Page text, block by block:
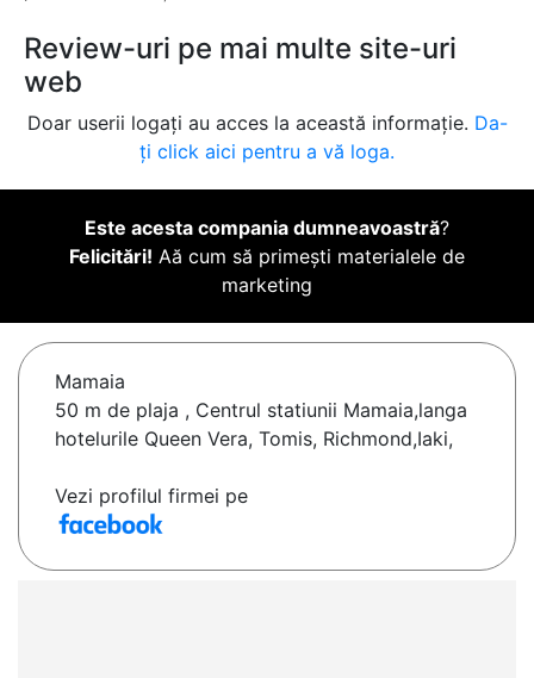
Review-uri pe mai multe site-uri
web
Doar userii logați au acces la această informație. Da-
ți click aici pentru a vă loga.
Este acesta compania dumneavoastră?
Felicitări! Aă cum să primești materialele de
marketing
Mamaia
50 m de plaja , Centrul statiunii Mamaia,langa
hotelurile Queen Vera, Tomis, Richmond,Iaki,
Vezi profilul firmei pe